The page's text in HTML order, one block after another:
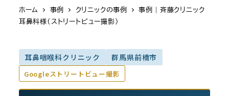
ホーム 事例 クリニックの事例
事例｜斉藤クリニック
耳鼻科様（ストリートビュー撮影）
耳鼻咽喉科クリニック 群馬県前橋市
Googleストリートビュー撮影